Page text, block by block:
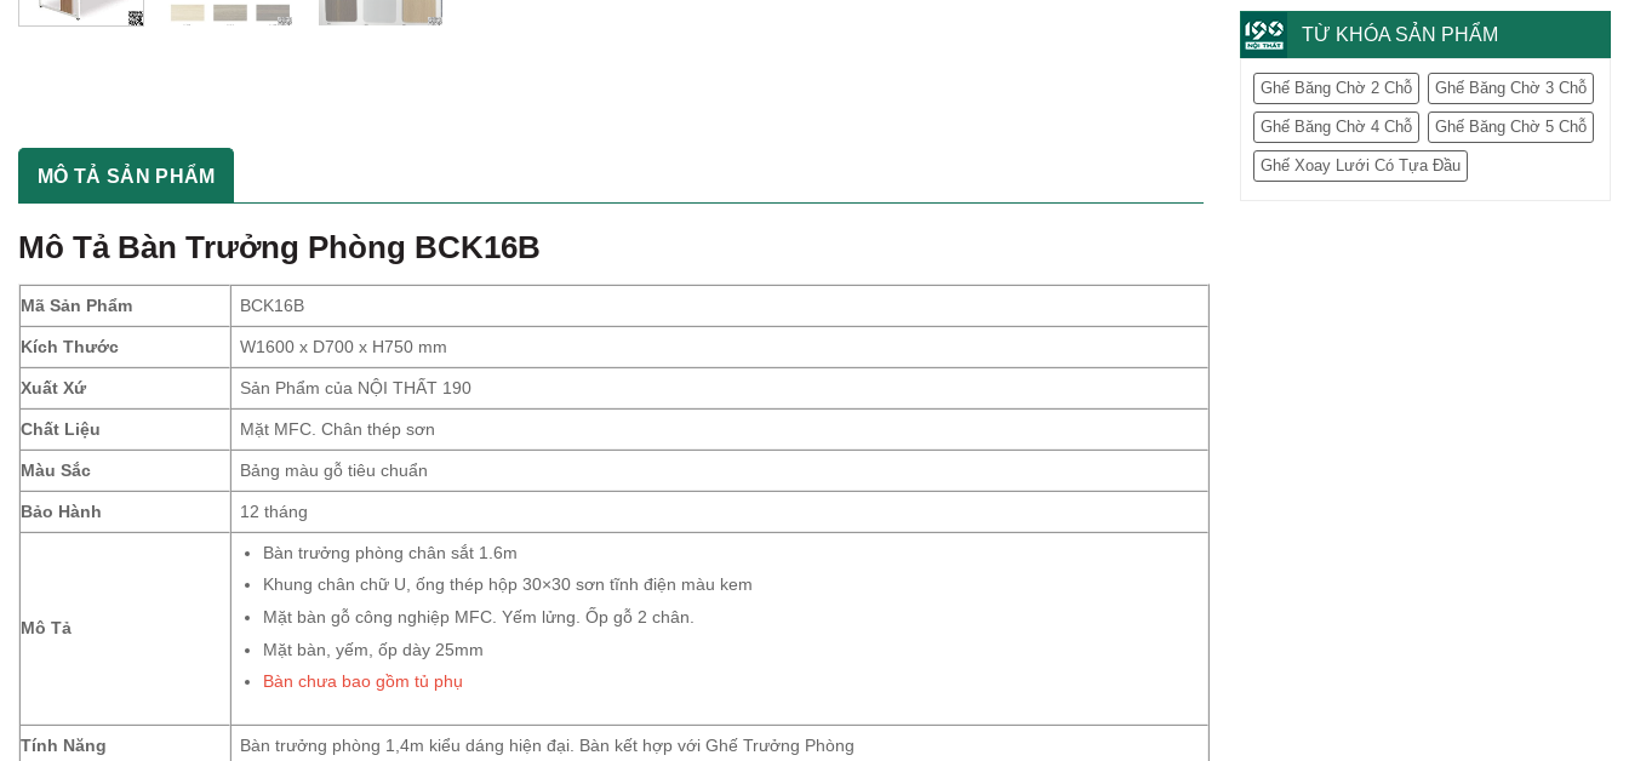
MÔ TẢ SẢN PHẨM
Mô Tả Bàn Trưởng Phòng BCK16B
Mã Sản Phẩm BCK16B
Kích Thước W1600 x D700 x H750 mm
Xuất Xứ Sản Phẩm của NỘI THẤT 190
Chất Liệu Mặt MFC. Chân thép sơn
Màu Sắc Bảng màu gỗ tiêu chuẩn
Bảo Hành 12 tháng
Mô Tả
Bàn trưởng phòng chân sắt 1.6m
Khung chân chữ U, ống thép hộp 30×30 sơn tĩnh điện màu kem
Mặt bàn gỗ công nghiệp MFC. Yếm lửng. Ốp gỗ 2 chân.
Mặt bàn, yếm, ốp dày 25mm
Bàn chưa bao gồm tủ phụ
Tính Năng Bàn trưởng phòng 1,4m kiểu dáng hiện đại. Bàn kết hợp với Ghế Trưởng Phòng
TỪ KHÓA SẢN PHẨM
Ghế Băng Chờ 2 Chỗ Ghế Băng Chờ 3 Chỗ
Ghế Băng Chờ 4 Chỗ Ghế Băng Chờ 5 Chỗ
Ghế Xoay Lưới Có Tựa Đầu